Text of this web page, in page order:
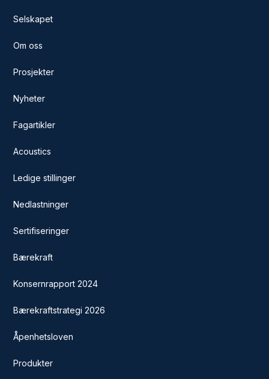
Selskapet
Om oss
Prosjekter
Nyheter
Fagartikler
Acoustics
Ledige stillinger
Nedlastninger
Sertifiseringer
Bærekraft
Konsernrapport 2024
Bærekraftstrategi 2026
Åpenhetsloven
Produkter